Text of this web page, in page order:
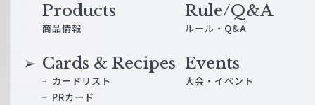
Products
商品情報
Cards & Recipes
カードリスト
PRカード
Events
大会・イベント
Rule/Q&A
ルール・Q&A